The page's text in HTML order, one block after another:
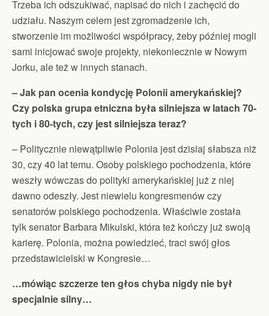
Trzeba ich odszukiwać, napisać do nich i zachęcić do
udziału. Naszym celem jest zgromadzenie ich,
stworzenie im możliwości współpracy, żeby później mogli
sami inicjować swoje projekty, niekoniecznie w Nowym
Jorku, ale też w innych stanach.
– Jak pan ocenia kondycję Polonii amerykańskiej?
Czy polska grupa etniczna była silniejsza w latach 70-
tych i 80-tych, czy jest silniejsza teraz?
– Politycznie niewątpliwie Polonia jest dzisiaj słabsza niż
30, czy 40 lat temu. Osoby polskiego pochodzenia, które
weszły wówczas do polityki amerykańskiej już z niej
dawno odeszły. Jest niewielu kongresmenów czy
senatorów polskiego pochodzenia. Właściwie została
tylk senator Barbara Mikulski, która też kończy już swoją
karierę. Polonia, można powiedzieć, traci swój głos
przedstawicielski w Kongresie…
…mówiąc szczerze ten głos chyba nigdy nie był
specjalnie silny…